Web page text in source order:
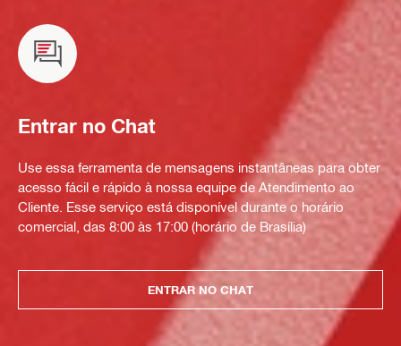
Entrar no Chat
Use essa ferramenta de mensagens instantâneas para obter
acesso fácil e rápido à nossa equipe de Atendimento ao
Cliente. Esse serviço está disponível durante o horário
comercial, das 8:00 às 17:00 (horário de Brasília)
ENTRAR NO CHAT